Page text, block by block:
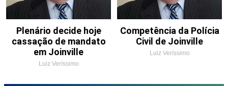
Plenário decide hoje
cassação de mandato
em Joinville
Luiz Veríssimo
Competência da Polícia
Civil de Joinville
Luiz Veríssimo